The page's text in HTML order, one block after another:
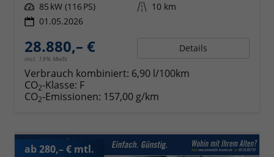
Leistung 85 kW (116 PS) Kilometerstand 10 km
01.05.2026
28.880,– €
incl. 19% MwSt.
Details
Verbrauch kombiniert: 6,90 l/100km
CO2-Klasse: F
CO2-Emissionen: 157,00 g/km
ab 280,– € mtl.